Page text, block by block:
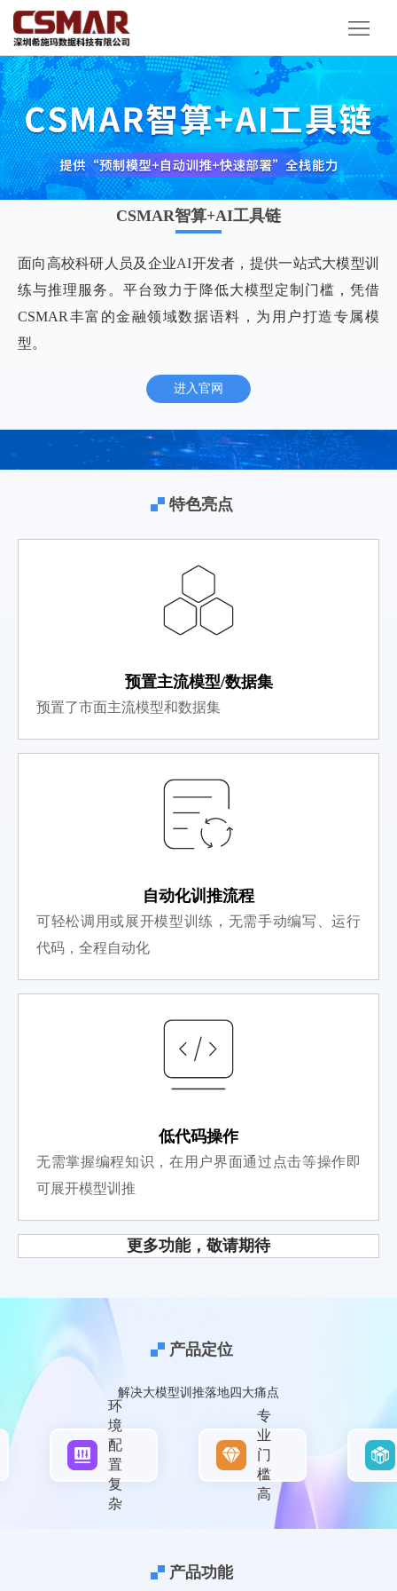
首
页
产
品
服
务
解
决
方
客
户
资
CSMAR智算+AI工具链
面向高校科研人员及企业AI开发者，提供一站式大模型训
练与推理服务。平台致力于降低大模型定制门槛，凭借
CSMAR丰富的金融领域数据语料，为用户打造专属模
型。
进入官网
特色亮点
预置主流模型/数据集
预置了市面主流模型和数据集
自动化训推流程
可轻松调用或展开模型训练，无需手动编写、运行
代码，全程自动化
低代码操作
无需掌握编程知识，在用户界面通过点击等操作即
可展开模型训推
更多功能，敬请期待
产品定位
解决大模型训推落地四大痛点
环
境
配
置
复
杂
专
业
门
槛
高
产品功能